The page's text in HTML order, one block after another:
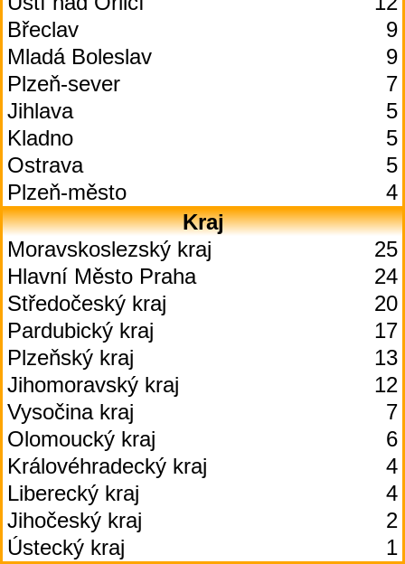
Břeclav
9
Mladá Boleslav
9
Plzeň-sever
7
Jihlava
5
Kladno
5
Ostrava
5
Plzeň-město
4
Kraj
Moravskoslezský kraj
25
Hlavní Město Praha
24
Středočeský kraj
20
Pardubický kraj
17
Plzeňský kraj
13
Jihomoravský kraj
12
Vysočina kraj
7
Olomoucký kraj
6
Královéhradecký kraj
4
Liberecký kraj
4
Jihočeský kraj
2
Ústecký kraj
1